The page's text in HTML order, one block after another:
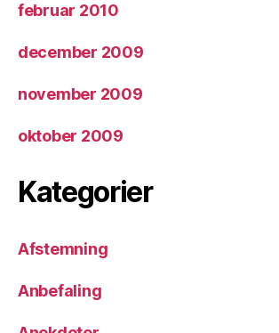
februar 2010
december 2009
november 2009
oktober 2009
Kategorier
Afstemning
Anbefaling